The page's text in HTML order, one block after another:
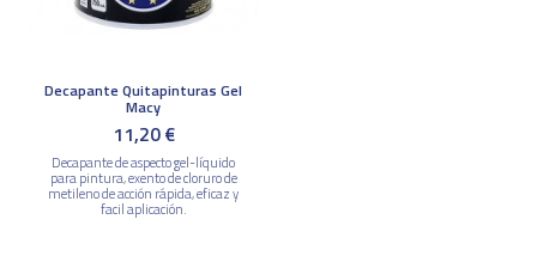
Decapante Quitapinturas Gel
Macy
11,20 €
Decapante de aspecto gel-líquido
para pintura, exento de cloruro de
metileno de acción rápida, eficaz y
facil aplicación.